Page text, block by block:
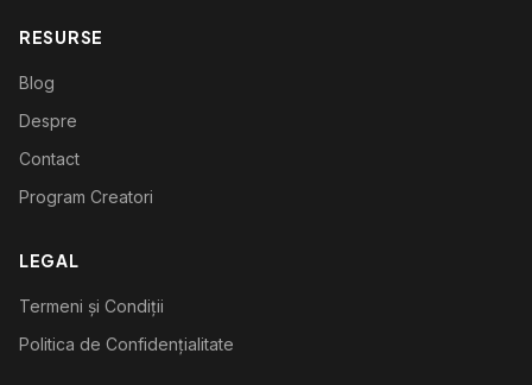
RESURSE
Blog
Despre
Contact
Program Creatori
LEGAL
Termeni și Condiții
Politica de Confidențialitate